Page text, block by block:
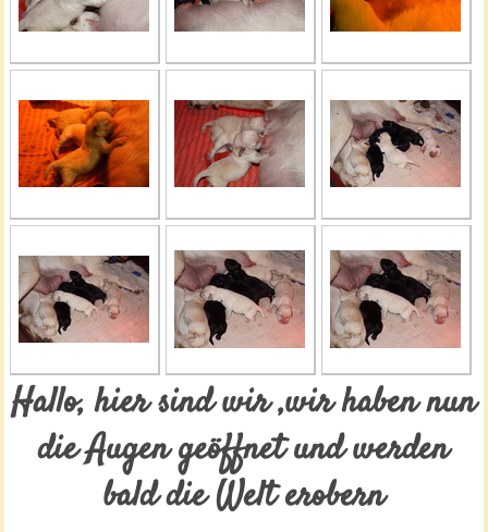
Hallo, hier sind wir ,wir haben nun
die Augen geöffnet und werden
bald die Welt erobern